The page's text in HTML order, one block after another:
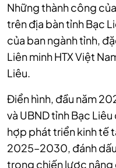
Những thành công
trên địa bàn tỉnh Bạc
của ban ngành tỉnh,
Liên minh HTX Việt
Liêu.
Điển hình, đầu năm
và UBND tỉnh Bạc
hợp phát triển kinh tế
2025–2030, đánh
trong chiến lược nâng